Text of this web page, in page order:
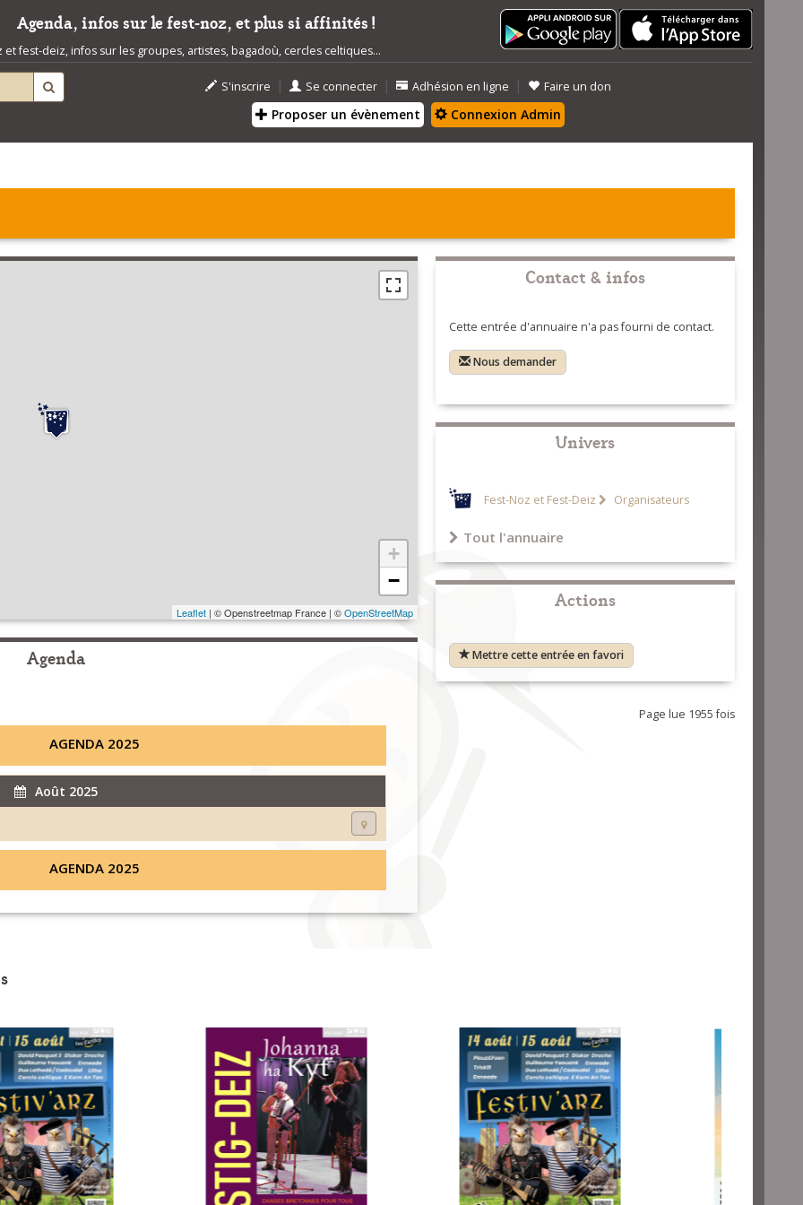
Agenda, infos sur le fest-noz, et plus si affinités !
fest-deiz, infos sur les groupes, artistes, bagadoù, cercles celtiques...
S'inscrire | Se connecter | Adhésion en ligne | Faire un don
Proposer un évènement Connexion Admin
+
−
Leaflet| © Openstreetmap France | ©OpenStreetMap
Agenda
AGENDA 2025
Août 2025
AGENDA 2025
Contact & infos
Cette entrée d'annuaire n'a pas fourni de contact.
Nous demander
Univers
Fest-Noz et Fest-Deiz Organisateurs
Tout l'annuaire
Actions
Mettre cette entrée en favori
Page lue 1955 fois